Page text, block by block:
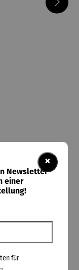
×
Newsletter
einer
für